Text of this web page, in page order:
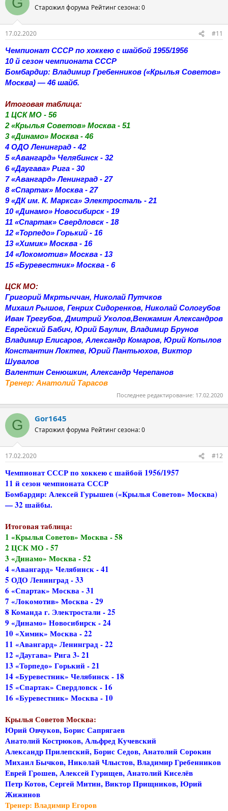
Старожил форума Рейтинг сезона: 0
17.02.2020
#11
Чемпионат СССР по хоккею с шайбой 1955/1956
10 й сезон чемпионата СССР
Бомбардир: Владимир Гребенников («Крылья Советов»
Москва) — 46 шайб.
Итоговая таблица:
1 ЦСК МО - 56
2 «Крылья Советов» Москва - 51
3 «Динамо» Москва - 46
4 ОДО Ленинград - 42
5 «Авангард» Челябинск - 32
6 «Даугава» Рига - 30
7 «Авангард» Ленинград - 27
8 «Спартак» Москва - 27
9 «ДК им. К. Маркса» Электросталь - 21
10 «Динамо» Новосибирск - 19
11 «Спартак» Свердловск - 18
12 «Торпедо» Горький - 16
13 «Химик» Москва - 16
14 «Локомотив» Москва - 13
15 «Буревестник» Москва - 6
ЦСК МО:
Григорий Мкртыччан, Николай Путчков
Михаил Рышов, Генрих Сидоренков, Николай Сологубов
Иван Трегубов, Дмитрий Уколов,Венжамин Александров
Еврейский Бабич, Юрий Баулин, Владимир Брунов
Владимир Елисаров, Александр Комаров, Юрий Копылов
Константин Локтев, Юрий Пантьюхов, Виктор
Шувалов
Валентин Сенюшкин, Александр Черепанов
Тренер: Анатолий Тарасов
Последнее редактирование: 17.02.2020
G Gor1645
Старожил форума Рейтинг сезона: 0
17.02.2020 #12
Чемпионат СССР по хоккею с шайбой 1956/1957
11 й сезон чемпионата СССР
Бомбардир: Алексей Гурышев («Крылья Советов» Москва)
— 32 шайбы.
Итоговая таблица:
1 «Крылья Советов» Москва - 58
2 ЦСК МО - 57
3 «Динамо» Москва - 52
4 «Авангард» Челябинск - 41
5 ОДО Ленинград - 33
6 «Спартак» Москва - 31
7 «Локомотив» Москва - 29
8 Команда г. Электростали - 25
9 «Динамо» Новосибирск - 24
10 «Химик» Москва - 22
11 «Авангард» Ленинград - 22
12 «Даугава» Рига 3- 21
13 «Торпедо» Горький - 21
14 «Буревестник» Челябинск - 18
15 «Спартак» Свердловск - 16
16 «Буревестник» Москва - 10
Крылья Советов Москва:
Юрий Овчуков, Борис Сапрягаев
Анатолий Кострюков, Альфред Кучевский
Александр Прилепский, Борис Седов, Анатолий Сорокин
Михаил Бычков, Николай Члыстов, Владимир Гребенников
Еврей Грошев, Алексей Гурищев, Анатолий Киселёв
Петр Котов, Сергей Митин, Виктор Прищников, Юрий
Жижинов
Тренер: Владимир Егоров